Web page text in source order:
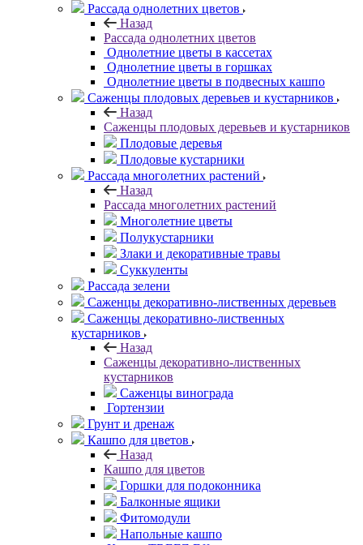
Рассада однолетних цветов
Назад
Рассада однолетних цветов
Однолетние цветы в кассетах
Однолетние цветы в горшках
Однолетние цветы в подвесных кашпо
Саженцы плодовых деревьев и кустарников
Назад
Саженцы плодовых деревьев и кустарников
Плодовые деревья
Плодовые кустарники
Рассада многолетних растений
Назад
Рассада многолетних растений
Многолетние цветы
Полукустарники
Злаки и декоративные травы
Суккуленты
Рассада зелени
Саженцы декоративно-лиственных деревьев
Саженцы декоративно-лиственных
кустарников
Назад
Саженцы декоративно-лиственных
кустарников
Саженцы винограда
Гортензии
Грунт и дренаж
Кашпо для цветов
Назад
Кашпо для цветов
Горшки для подоконника
Балконные ящики
Фитомодули
Напольные кашпо